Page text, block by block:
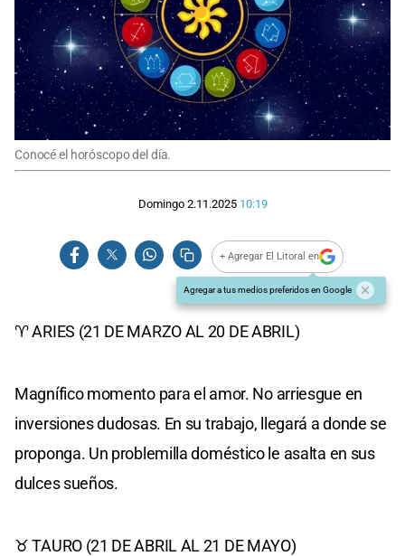
Conocé el horóscopo del día.
Domingo 2.11.2025 10:19
+ Agregar El Litoral en
Agregar a tus medios preferidos en Google
♈ ARIES (21 DE MARZO AL 20 DE ABRIL)
Magnífico momento para el amor. No arriesgue en
inversiones dudosas. En su trabajo, llegará a donde se
proponga. Un problemilla doméstico le asalta en sus
dulces sueños.
♉ TAURO (21 DE ABRIL AL 21 DE MAYO)